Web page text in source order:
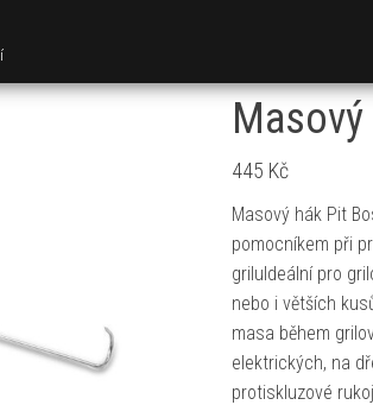
445 Kč
Masový hák Pit
pomocníkem při
griluIdeální pro
nebo i větších
masa během
elektrických, na
protiskluzové